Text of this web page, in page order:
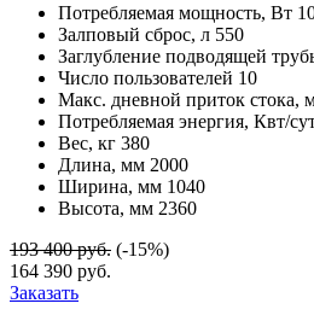
Потребляемая мощность, Вт
Залповый сброс, л 550
Заглубление подводящей
Число пользователей 10
Макс. дневной приток стока,
Потребляемая энергия, Квт/
Вес, кг 380
Длина, мм 2000
Ширина, мм 1040
Высота, мм 2360
193 400 руб. (-15%)
164 390 руб.
Заказать